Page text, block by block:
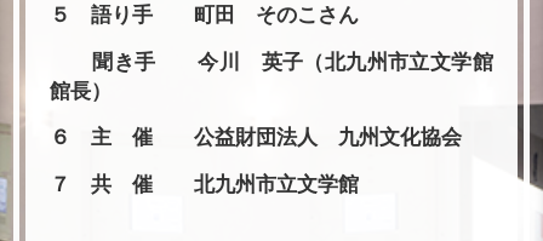
５ 語り手 町田 そのこさん
聞き手 今川 英子（北九州市立文学館
館長）
６ 主 催 公益財団法人 九州文化協会
７ 共 催 北九州市立文学館